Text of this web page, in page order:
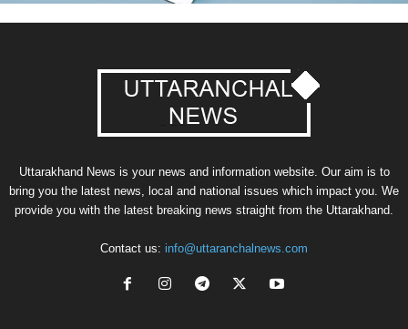
Uttarakhand News is your news and information website. Our aim is to
bring you the latest news, local and national issues which impact you. We
provide you with the latest breaking news straight from the Uttarakhand.
Contact us: info@uttaranchalnews.com